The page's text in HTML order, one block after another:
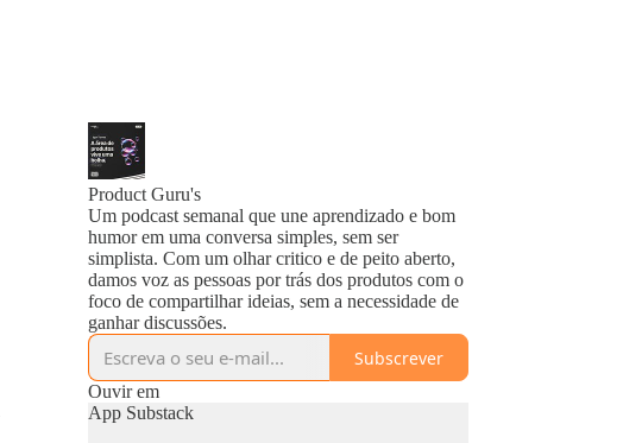
Product Guru's
Um podcast semanal que une aprendizado e bom
humor em uma conversa simples, sem ser
simplista. Com um olhar critico e de peito aberto,
damos voz as pessoas por trás dos produtos com o
foco de compartilhar ideias, sem a necessidade de
ganhar discussões.
Subscrever
Ouvir em
App Substack